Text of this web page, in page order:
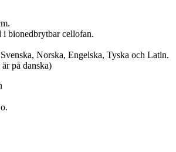
i bionedbrytbar cellofan.
Norska, Engelska, Tyska och Latin.
på danska)